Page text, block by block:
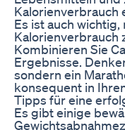
Kalorienverbrauch
Es ist auch
Kalorienverbrauch
Kombinieren Sie
Ergebnisse.
sondern ein
konsequent in
Tipps für eine
Es gibt einige